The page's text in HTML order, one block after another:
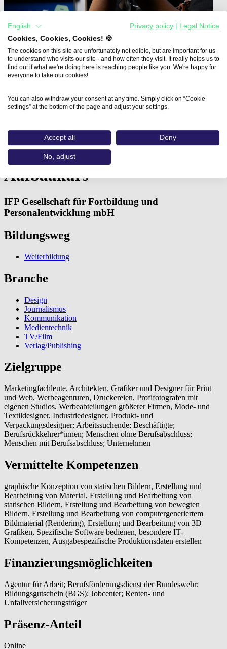
Adobe® Photoshop® Aufbaukurs (IFP…
Adobe® Photoshop®
Aufbaukurs
IFP Gesellschaft für Fortbildung und
Personalentwicklung mbH
Bildungsweg
Weiterbildung
Branche
Design
Journalismus
Kommunikation
Medientechnik
TV/Film
Verlag/Publishing
Zielgruppe
Marketingfachleute, Architekten, Grafiker und Designer für Print
und Web, Werbeagenturen, Druckereien, Profifotografen mit
eigenen Studios, Werbeabteilungen größerer Firmen, Mode- und
Textildesigner, Industriedesigner, Produkt- und
Verpackungsdesigner; Arbeitssuchende; Beschäftigte;
Berufsrückkehrer*innen; Menschen ohne Berufsabschluss;
Menschen mit Berufsabschluss; Unternehmen
Vermittelte Kompetenzen
graphische Konzeption von statischen Bildern, Erstellung und
Bearbeitung von Material, Erstellung und Bearbeitung von
statischen Bildern, Erstellung und Bearbeitung von bewegten
Bildern, Erstellung und Bearbeitung von computergeneriertem
Bildmaterial (Rendering), Erstellung und Bearbeitung von 3D
Grafiken, Spezifische Software bedienen, besondere IT-
Kompetenzen, Ausgabespezifische Produktionsdaten erstellen
Finanzierungsmöglichkeiten
Agentur für Arbeit; Berufsförderungsdienst der Bundeswehr;
Bildungsgutschein (BGS); Jobcenter; Renten- und
Unfallversicherungsträger
Präsenz-Anteil
Online
English Privacy policy
Legal Notice
Cookies, Cookies, Cookies! 🍪
The cookies on this site are unfortunately not edible, but are important for us
to understand who visits our site - and how often they visit. It really helps us to
find out if what we're doing here is reaching people like you. We're happy for
everyone to take our cookies!
You can also withdraw your consent at any time. Simply click on “Cookie
settings” at the bottom of the page and adjust your settings.
Accept all Deny
No, adjust